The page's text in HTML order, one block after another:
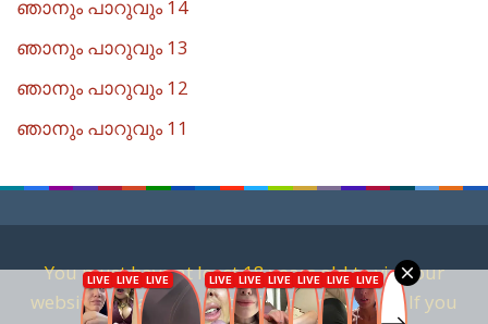
ഞാനും പാറുവും 14
ഞാനും പാറുവും 13
ഞാനും പാറുവും 12
ഞാനും പാറുവും 11
You must have at least 18 years old to visit our
website. We are against child pornography. If you